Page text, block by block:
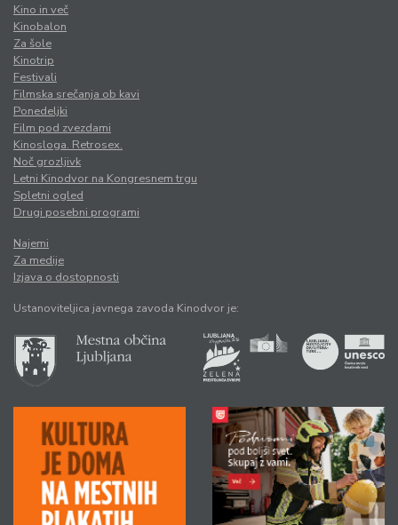
Kino in več
Kinobalon
Za šole
Kinotrip
Festivali
Filmska srečanja ob kavi
Ponedeljki
Film pod zvezdami
Kinosloga. Retrosex.
Noč grozljivk
Letni Kinodvor na Kongresnem trgu
Spletni ogled
Drugi posebni programi
Najemi
Za medije
Izjava o dostopnosti
Ustanoviteljica javnega zavoda Kinodvor je: